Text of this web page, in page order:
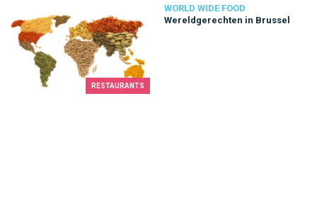
RESTAURANTS
WORLD WIDE FOOD
Wereldgerechten in Brussel